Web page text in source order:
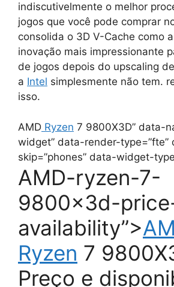
indiscutivelmente o melhor
jogos que você pode comprar
consolida o 3D V-Cache como
inovação mais impressionante
de jogos depois do upscaling
a Intel simplesmente não tem.
isso.
AMD Ryzen 7 9800X3D” data-
widget” data-render-type=”fte”
skip=”phones” data-widget-
AMD-ryzen-7-
9800x3d-
availability”>
Ryzen 7
Preço e